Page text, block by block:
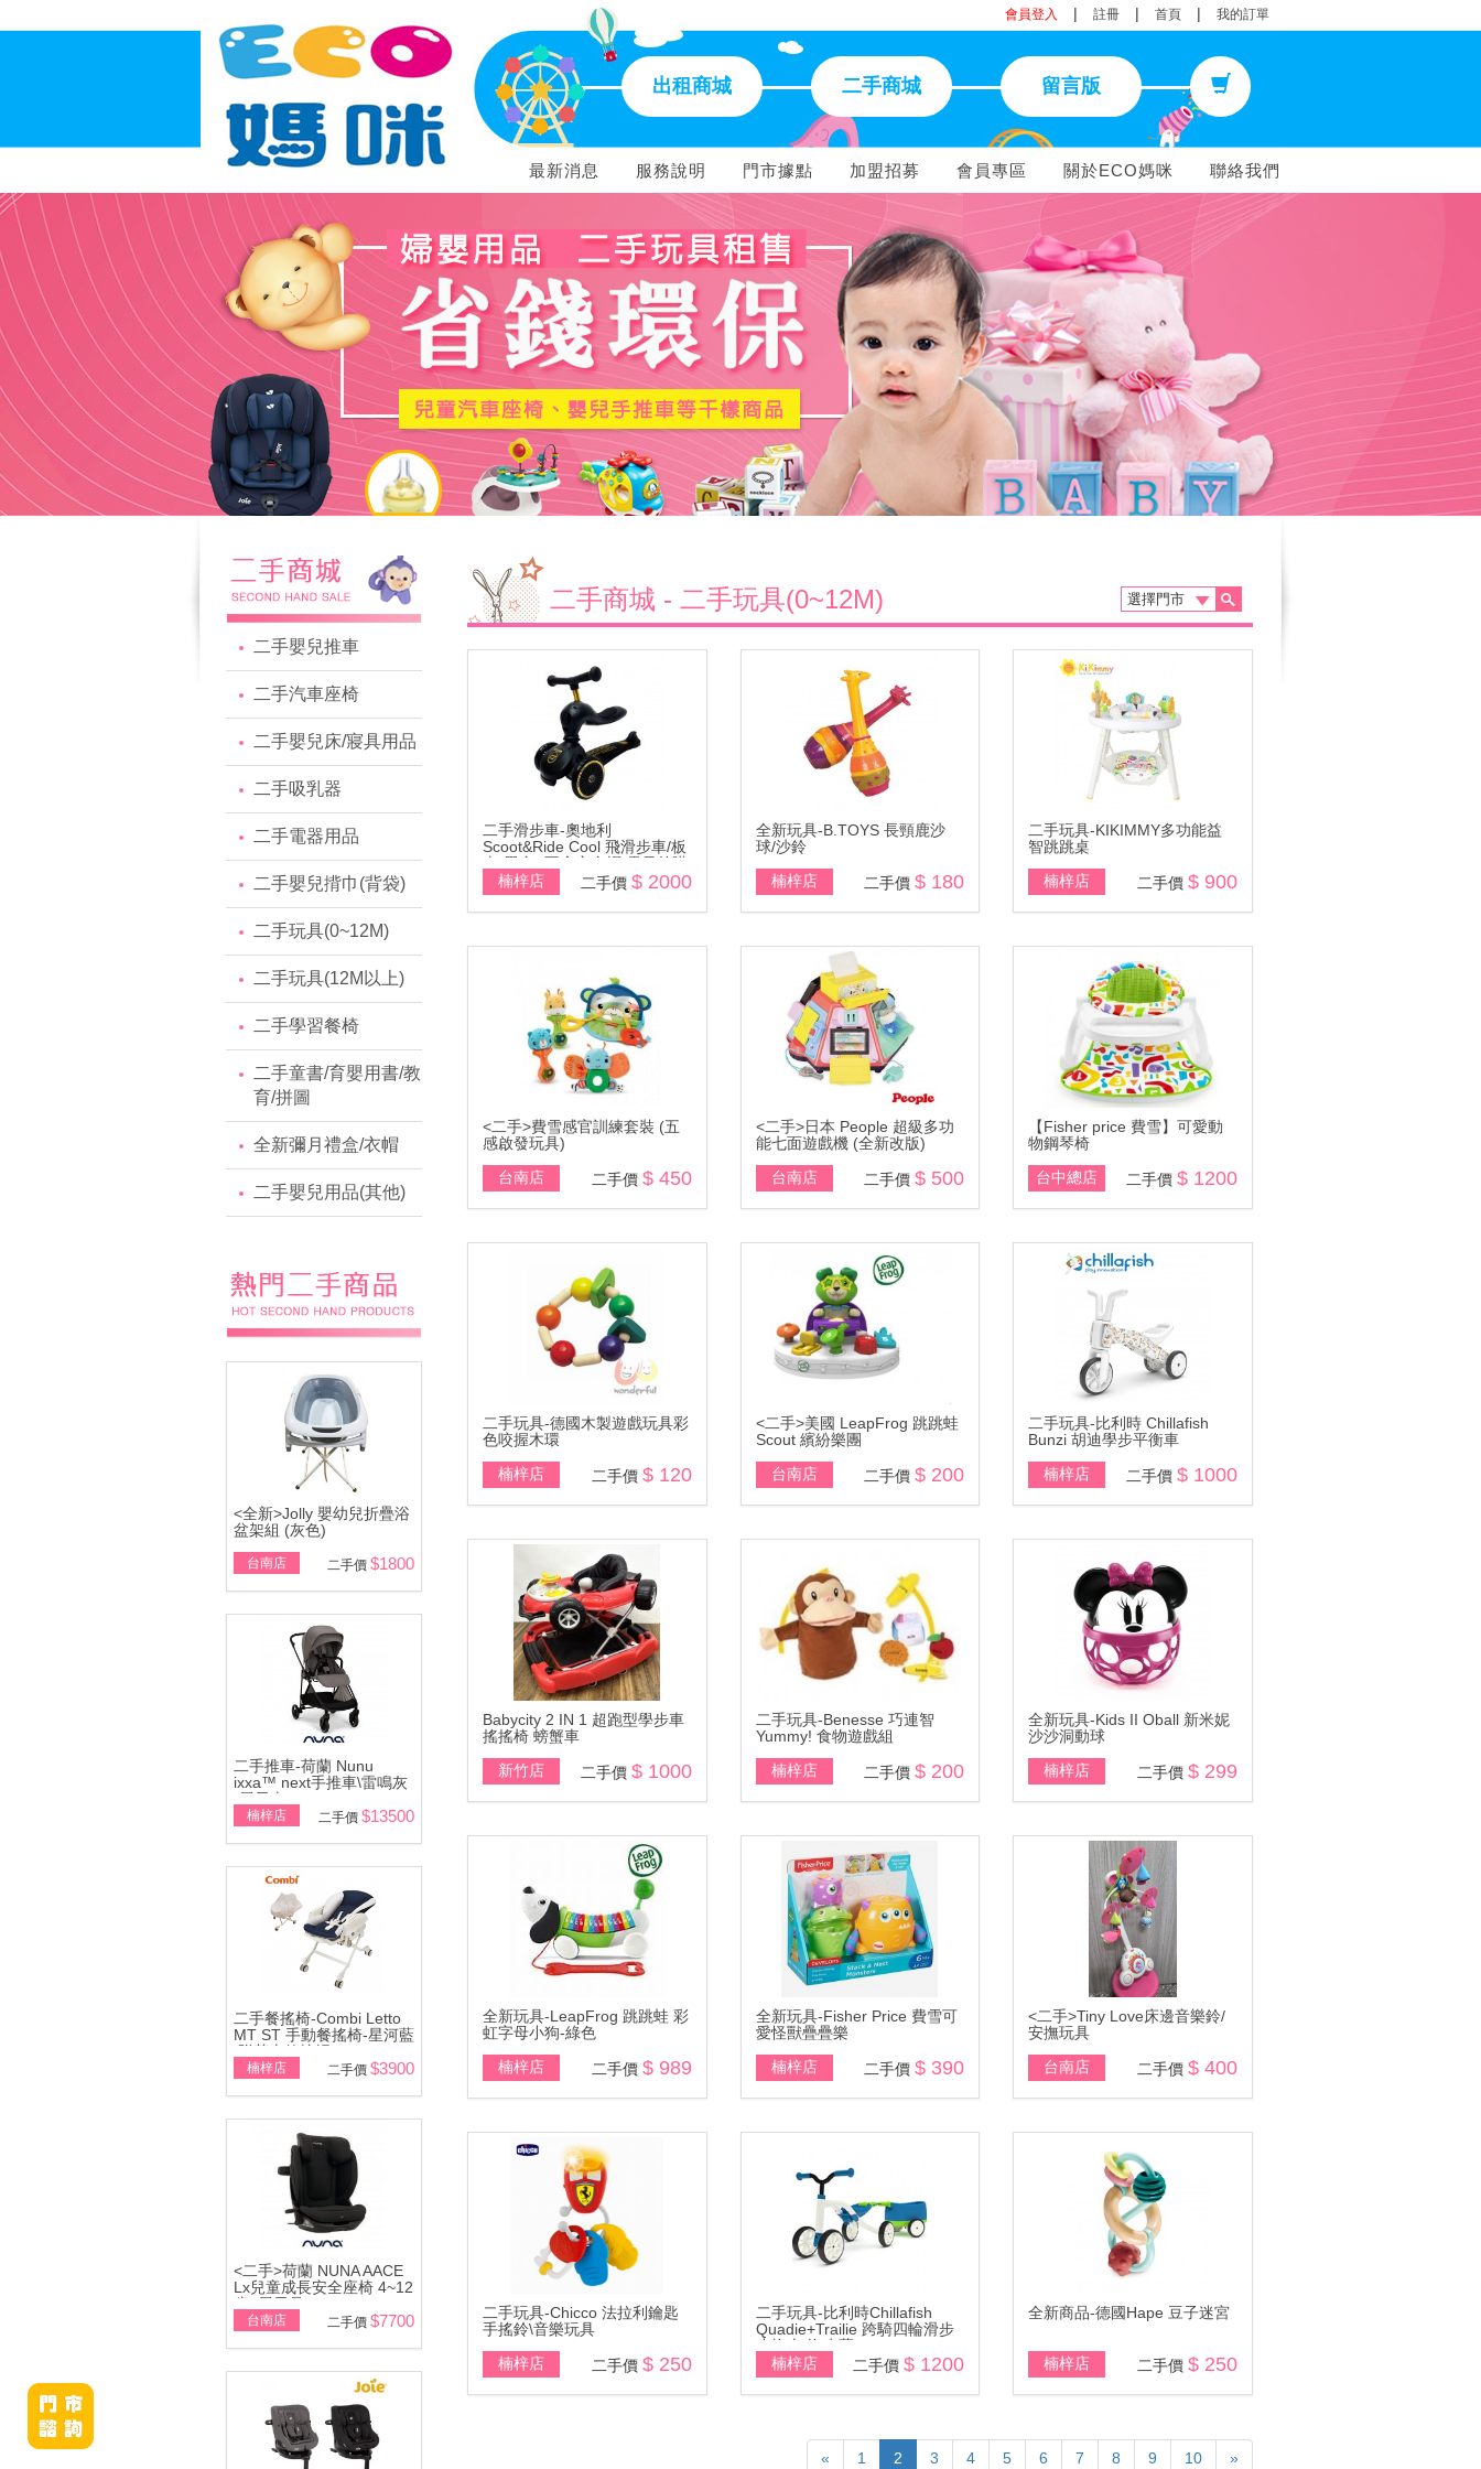
會員登入 | 註冊 | 首頁 | 我的訂單
出租商城 二手商城 留言版
最新消息 服務說明 門市據點 加盟招募 會員專區 關於ECO媽咪 聯絡我們
二手嬰兒推車
二手汽車座椅
二手嬰兒床/寢具用品
二手吸乳器
二手電器用品
二手嬰兒揹巾(背袋)
二手玩具(0~12M)
二手玩具(12M以上)
二手學習餐椅
二手童書/育嬰用書/教
育/拼圖
全新彌月禮盒/衣帽
二手嬰兒用品(其他)
<全新>Jolly 嬰幼兒折疊浴
盆架組 (灰色)
台南店 二手價 $1800
二手推車-荷蘭 Nunu
ixxa™ next手推車\雷鳴灰
(展示車)
楠梓店 二手價 $13500
二手餐搖椅-Combi Letto
MT ST 手動餐搖椅-星河藍
\附基本款蚊帳
楠梓店 二手價 $3900
<二手>荷蘭 NUNA AACE
Lx兒童成長安全座椅 4~12
歲~展示品
台南店 二手價 $7700
二手商城 - 二手玩具(0~12M)
二手滑步車-奧地利
Scoot&Ride Cool 飛滑步車/板
車-黑金 (不含安全帽\需另外購
買)楠梓店 二手價 $ 2000
全新玩具-B.TOYS 長頸鹿沙
球/沙鈴
楠梓店
二手價$ 180
二手玩具-KIKIMMY多功能益
智跳跳桌
楠梓店
二手價 $ 900
<二手>費雪感官訓練套裝 (五
感啟發玩具)
台南店
二手價 $ 450
<二手>日本 People 超級多功
能七面遊戲機 (全新改版)
台南店
二手價$ 500
【Fisher price 費雪】可愛動
物鋼琴椅
台中總店
二手價 $ 1200
二手玩具-德國木製遊戲玩具彩
色咬握木環
楠梓店
二手價 $ 120
<二手>美國 LeapFrog 跳跳蛙
Scout 繽紛樂團
台南店
二手價$ 200
二手玩具-比利時 Chillafish
Bunzi 胡迪學步平衡車
楠梓店
二手價 $ 1000
Babycity 2 IN 1 超跑型學步車
搖搖椅 螃蟹車
新竹店
二手價 $ 1000
二手玩具-Benesse 巧連智
Yummy! 食物遊戲組
楠梓店
二手價$ 200
全新玩具-Kids II Oball 新米妮
沙沙洞動球
楠梓店
二手價 $ 299
全新玩具-LeapFrog 跳跳蛙 彩
虹字母小狗-綠色
楠梓店
二手價 $ 989
全新玩具-Fisher Price 費雪可
愛怪獸疊疊樂
楠梓店
二手價$ 390
<二手>Tiny Love床邊音樂鈴/
安撫玩具
台南店
二手價 $ 400
二手玩具-Chicco 法拉利鑰匙
手搖鈴\音樂玩具
楠梓店
二手價 $ 250
二手玩具-比利時Chillafish
Quadie+Trailie 跨騎四輪滑步
小拖車-海水藍
楠梓店
二手價$ 1200
全新商品-德國Hape 豆子迷宮
楠梓店 二手價 $ 250
« 1 2 3 4 5 6 7 8 9 10 »